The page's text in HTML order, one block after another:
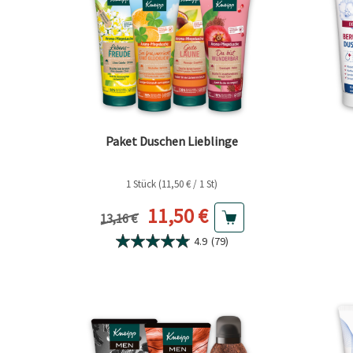
Paket Duschen Lieblinge
1 Stück (11,50 € / 1 St)
Vorheriger Preis
13,16 € Aktueller Preis
11,50 €
4.9 (79)